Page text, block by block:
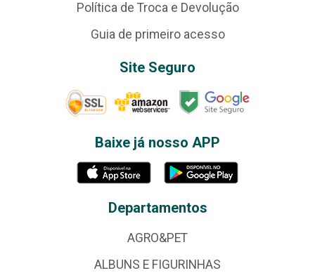
Política de Troca e Devolução
Guia de primeiro acesso
Site Seguro
Baixe já nosso APP
Departamentos
AGRO&PET
ALBUNS E FIGURINHAS